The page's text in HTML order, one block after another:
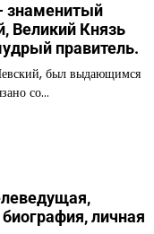
знаменитый
Великий Князь
правитель.
был выдающимся
со…
личная